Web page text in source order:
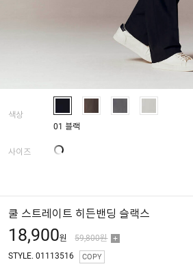
색상
01 블랙
사이즈
쿨 스트레이트 히든밴딩 슬랙스
18,900원 59,800원
STYLE. 01113516 COPY